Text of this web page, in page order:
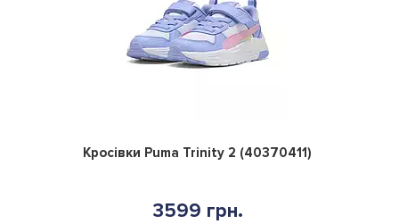
0
Кросівки Puma Trinity 2 (40370411)
3599 грн.